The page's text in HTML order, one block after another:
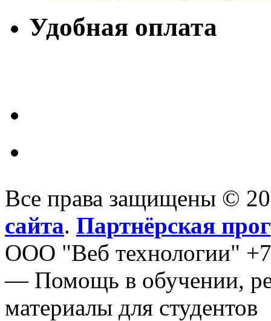
Удобная оплата
Все права защищены ©
сайта. Партнёрская
ООО "Веб технологии"
— Помощь в обучении,
материалы для студентов